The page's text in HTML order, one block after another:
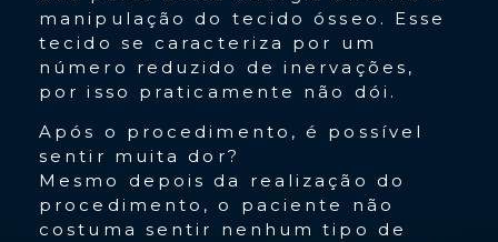
manipulação do tecido ósseo. Esse
tecido se caracteriza por um
número reduzido de inervações,
por isso praticamente não dói.
Após o procedimento, é possível
sentir muita dor?
Mesmo depois da realização do
procedimento, o paciente não
costuma sentir nenhum tipo de